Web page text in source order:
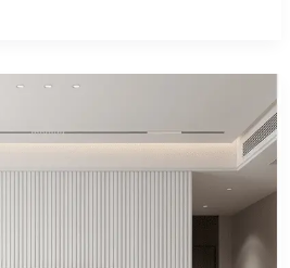
بديل
الشيبورد
الرياض
0508875567
مود